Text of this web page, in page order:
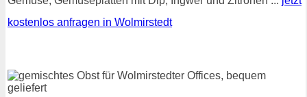
kostenlos anfragen in Wolmirstedt